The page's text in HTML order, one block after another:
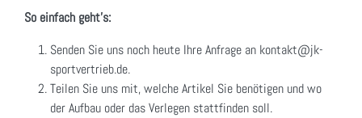
So einfach geht's:
Senden Sie uns noch heute Ihre Anfrage an kontakt@jk-
sportvertrieb.de.
Teilen Sie uns mit, welche Artikel Sie benötigen und wo
der Aufbau oder das Verlegen stattfinden soll.